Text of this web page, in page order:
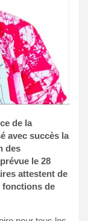
de la
avec succès la
des
le 28
attestent de
fonctions de